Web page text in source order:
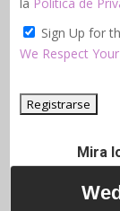
Sign Up for
We Respect
Sin valor
Mira